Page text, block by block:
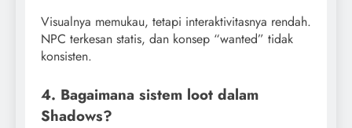
Visualnya memukau, tetapi interaktivitasnya rendah.
NPC terkesan statis, dan konsep “wanted” tidak
konsisten.
4. Bagaimana sistem loot dalam
Shadows?